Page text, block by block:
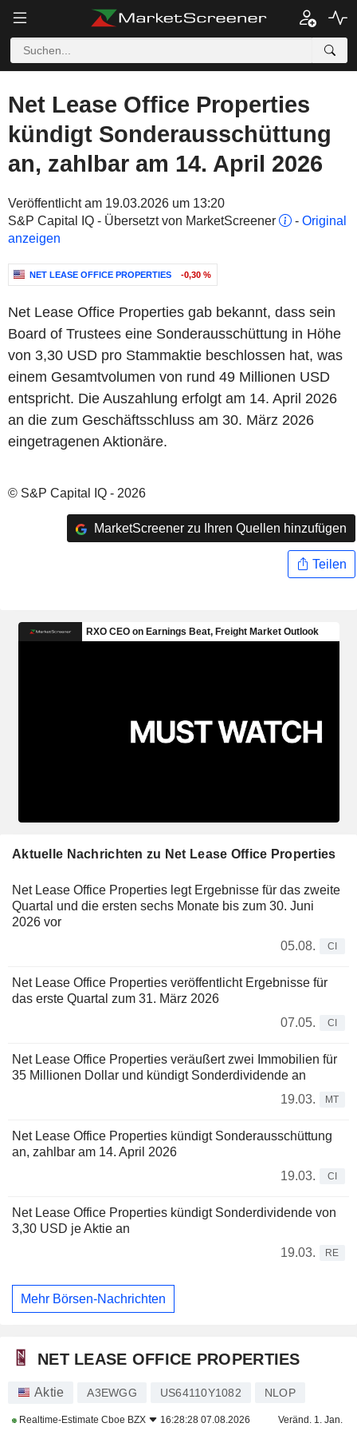
Net Lease Office Properties
kündigt Sonderausschüttung
an, zahlbar am 14. April 2026
Veröffentlicht am 19.03.2026 um 13:20
S&P Capital IQ - Übersetzt von MarketScreener
- Original
anzeigen
NET LEASE OFFICE PROPERTIES -0,30 %
Net Lease Office Properties gab bekannt, dass sein
Board of Trustees eine Sonderausschüttung in Höhe
von 3,30 USD pro Stammaktie beschlossen hat, was
einem Gesamtvolumen von rund 49 Millionen USD
entspricht. Die Auszahlung erfolgt am 14. April 2026
an die zum Geschäftsschluss am 30. März 2026
eingetragenen Aktionäre.
© S&P Capital IQ - 2026
MarketScreener zu Ihren Quellen hinzufügen
Teilen
Aktuelle Nachrichten zu Net Lease Office Properties
Net Lease Office Properties legt Ergebnisse für das zweite
Quartal und die ersten sechs Monate bis zum 30. Juni
2026 vor
05.08.
CI
Net Lease Office Properties veröffentlicht Ergebnisse für
das erste Quartal zum 31. März 2026
07.05.
CI
Net Lease Office Properties veräußert zwei Immobilien für
35 Millionen Dollar und kündigt Sonderdividende an
19.03.
MT
Net Lease Office Properties kündigt Sonderausschüttung
an, zahlbar am 14. April 2026
19.03.
CI
Net Lease Office Properties kündigt Sonderdividende von
3,30 USD je Aktie an
19.03.
RE
Mehr Börsen-Nachrichten
NET LEASE OFFICE PROPERTIES
Aktie A3EWGG US64110Y1082 NLOP
Realtime-Estimate Cboe BZX 16:28:28 07.08.2026 Veränd. 1. Jan.